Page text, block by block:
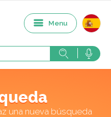
Menu
una nueva búsqueda